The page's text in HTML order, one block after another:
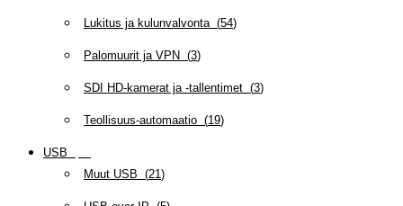
Lukitus ja kulunvalvonta(54)
Palomuurit ja VPN (3)
SDI HD-kamerat ja -tallentimet (3)
Teollisuus-automaatio (19)
USB
Muut USB (21)